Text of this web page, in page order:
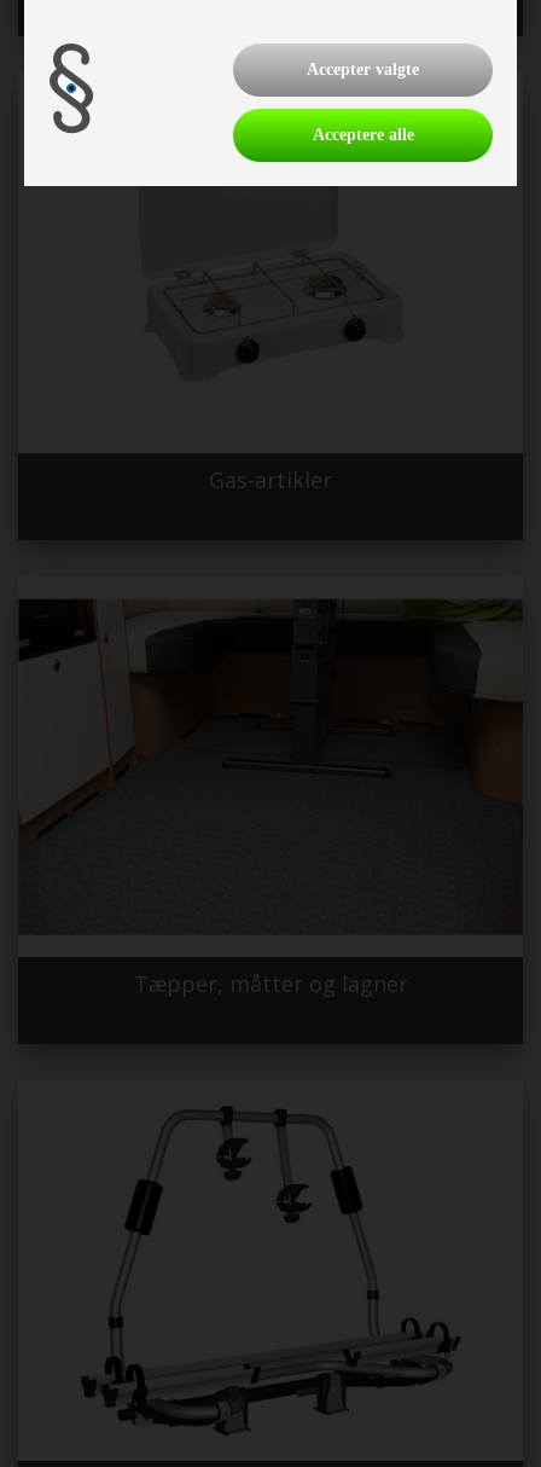
Gas-artikler
Tæpper, måtter og lagner
Accepter valgte
Acceptere alle